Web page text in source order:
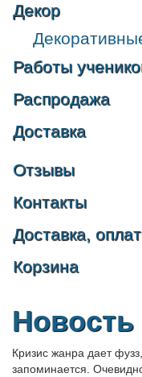
Декор
Работы
Распродажа
Доставка
Отзывы
Контакты
Доставка,
Корзина
Новость
Кризис жанра дает
запоминается.